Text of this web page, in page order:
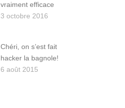
vraiment efficace
3 octobre 2016
Chéri, on s’est fait
hacker la bagnole!
6 août 2015